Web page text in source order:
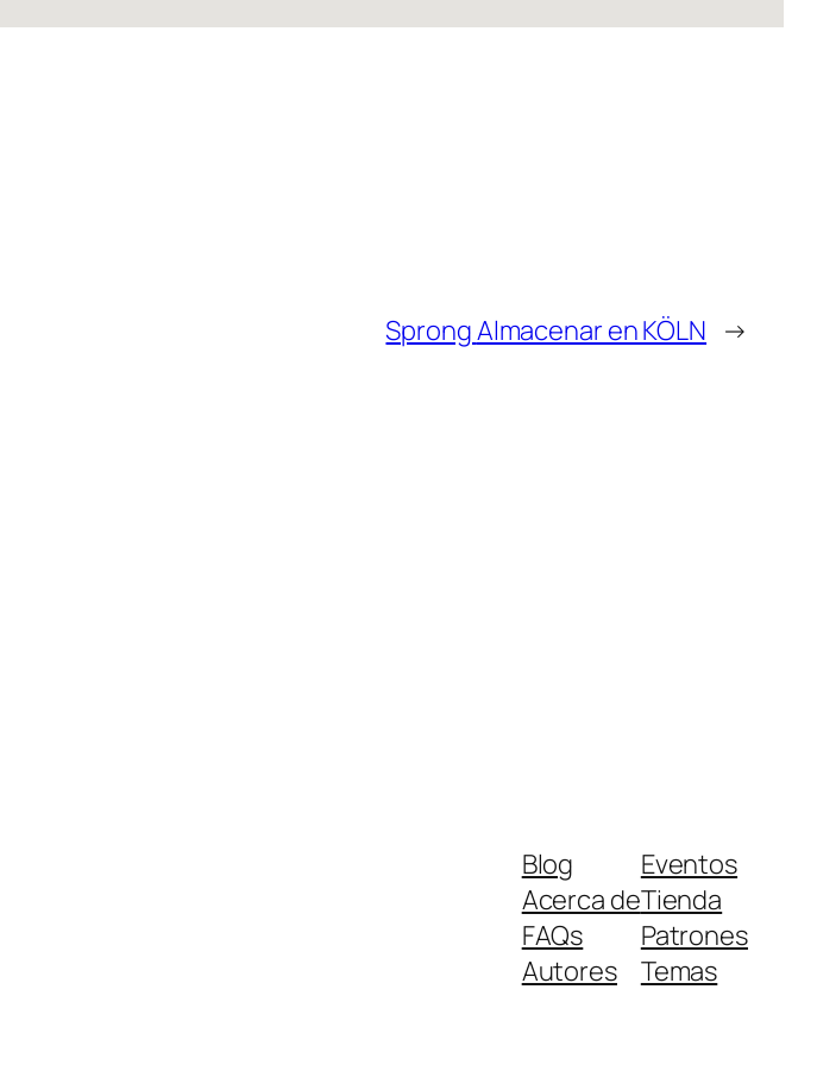
SprongAlmacenar en KÖLN →
Blog
Acerca de
FAQs
Autores
Eventos
Tienda
Patrones
Temas